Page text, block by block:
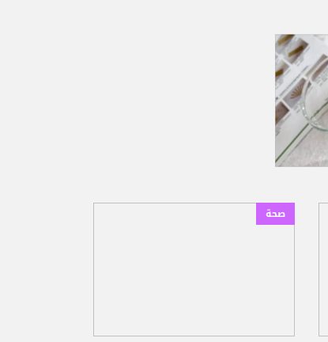
صحة